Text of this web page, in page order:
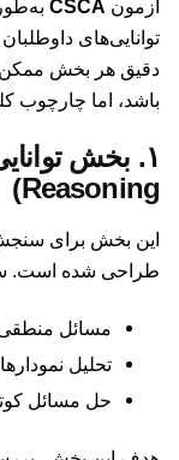
آزمون CSCA
توانایی‌های
دقیق هر بخش ممکن
باشد، اما چارچوب
Reasoning)
این بخش برای
طراحی شده است.
مسائل منطقی
تحلیل
حل مسائل